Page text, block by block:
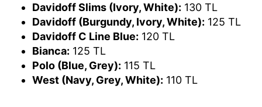
Davidoff Slims (Ivory, White): 130 TL
Davidoff (Burgundy, Ivory, White): 125 TL
Davidoff C Line Blue: 120 TL
Bianca: 125 TL
Polo (Blue, Grey): 115 TL
West (Navy, Grey, White): 110 TL